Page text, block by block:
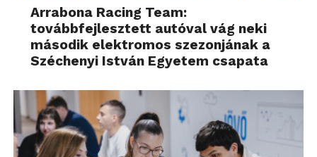
Arrabona Racing Team:
továbbfejlesztett autóval vág neki
második elektromos szezonjának a
Széchenyi István Egyetem csapata